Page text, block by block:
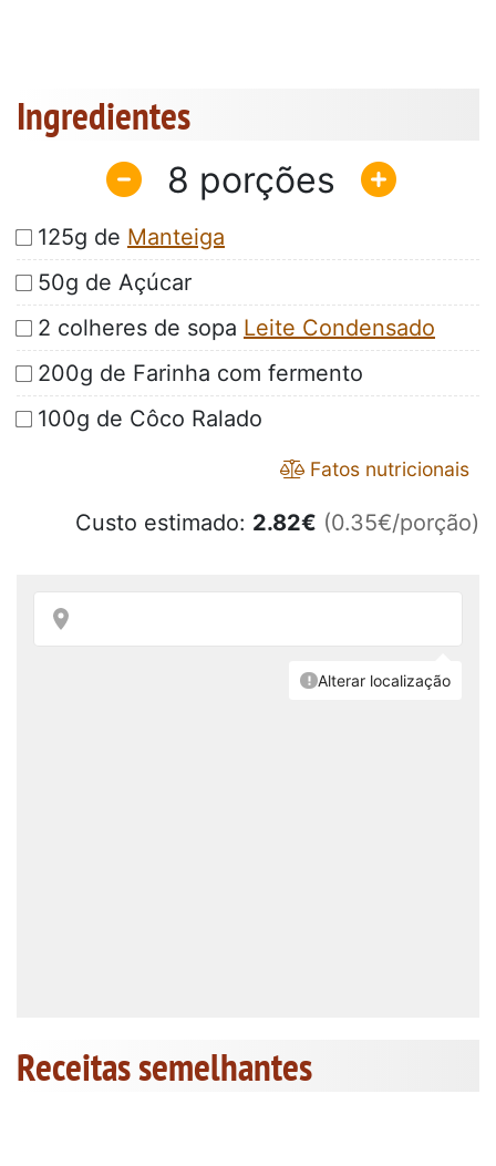
Ingredientes
8
125g de Manteiga
50g de Açúcar
2 colheres de sopa Leite Condensado
200g de Farinha com fermento
100g de Côco Ralado
Fatos nutricionais
Custo estimado: 2.82€ (0.35€/porção)
Receitas semelhantes